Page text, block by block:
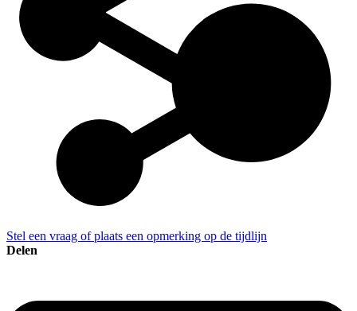
Stel een vraag of plaats een opmerking op de tijdlijn
Delen